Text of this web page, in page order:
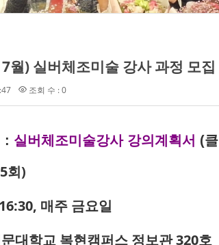
월) 실버체조미술 강사 과정 모집
조회 수 : 0
: 실버체조미술강사 강의계획서 (
회)
매주 금요일
대학교 복현캠퍼스 정보관 320호